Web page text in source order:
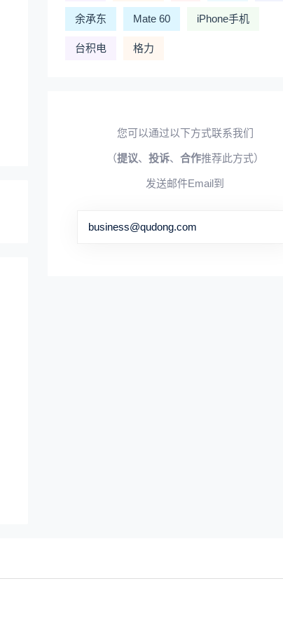
余承东 Mate 60 iPhone手机
台积电 格力
您可以通过以下方式联系我们
（提议、 投诉、 合作推荐此方式）
发送邮件Email到
business@qudong.com